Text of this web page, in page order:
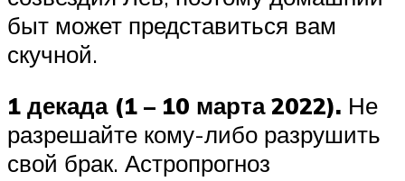
быт может представиться вам
скучной.
1 декада (1 – 10 марта 2022). Не
разрешайте кому-либо разрушить
свой брак. Астропрогноз